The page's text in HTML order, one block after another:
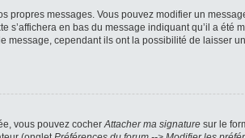
propres messages. Vous pouvez modifier un
en bas du message indiquant qu’il a été
cependant ils ont la possibilité de laisser
vous pouvez cocherAttacher ma signature sur le